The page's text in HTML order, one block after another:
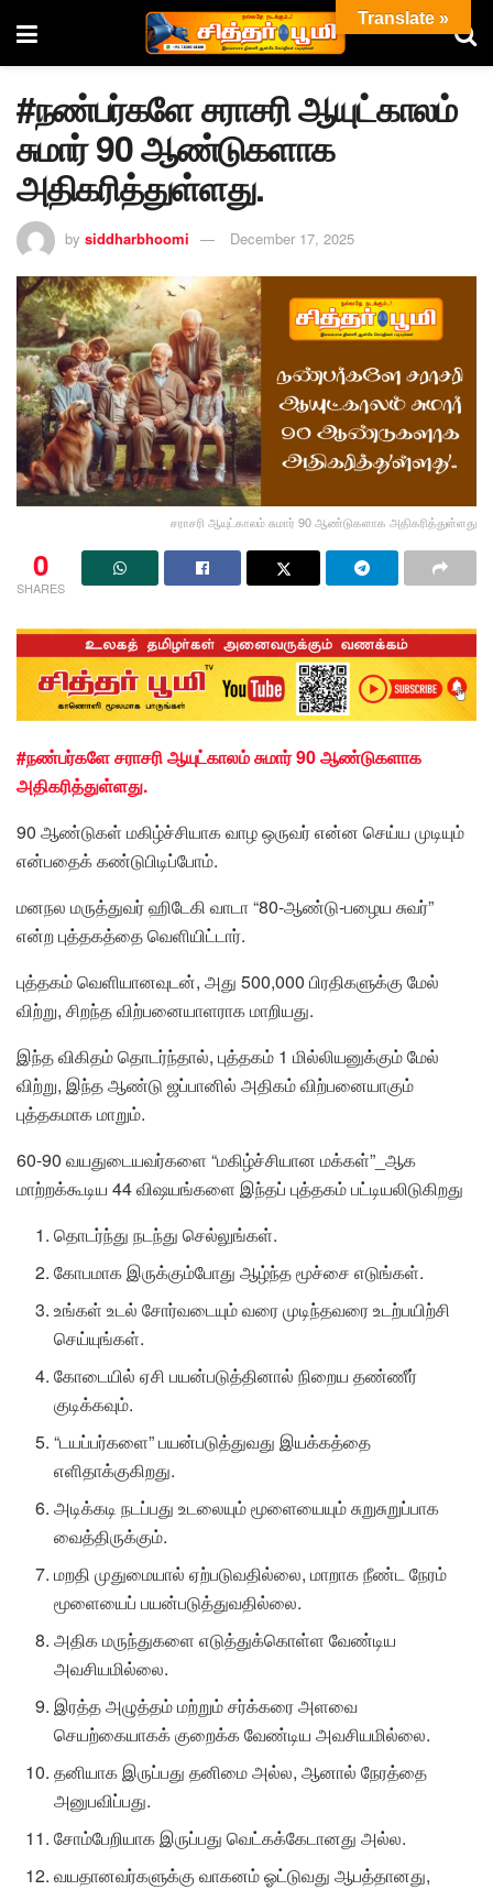
#நண்பர்களே சராசரி ஆயுட்காலம்
சுமார் 90 ஆண்டுகளாக
அதிகரித்துள்ளது.
by siddharbhoomi December 17, 2025
சராசரி ஆயுட்காலம் சுமார் 90 ஆண்டுகளாக அதிகரித்துள்ளது
0
SHARES
#நண்பர்களே சராசரி ஆயுட்காலம் சுமார் 90 ஆண்டுகளாக
அதிகரித்துள்ளது.
90 ஆண்டுகள் மகிழ்ச்சியாக வாழ ஒருவர் என்ன செய்ய முடியும்
என்பதைக் கண்டுபிடிப்போம்.
மனநல மருத்துவர் ஹிடேகி வாடா “80-ஆண்டு-பழைய சுவர்”
என்ற புத்தகத்தை வெளியிட்டார்.
புத்தகம் வெளியானவுடன், அது 500,000 பிரதிகளுக்கு மேல்
விற்று, சிறந்த விற்பனையாளராக மாறியது.
இந்த விகிதம் தொடர்ந்தால், புத்தகம் 1 மில்லியனுக்கும் மேல்
விற்று, இந்த ஆண்டு ஜப்பானில் அதிகம் விற்பனையாகும்
புத்தகமாக மாறும்.
60-90 வயதுடையவர்களை “மகிழ்ச்சியான மக்கள்”_ஆக
மாற்றக்கூடிய 44 விஷயங்களை இந்தப் புத்தகம் பட்டியலிடுகிறது
தொடர்ந்து நடந்து செல்லுங்கள்.
கோபமாக இருக்கும்போது ஆழ்ந்த மூச்சை எடுங்கள்.
உங்கள் உடல் சோர்வடையும் வரை முடிந்தவரை உடற்பயிற்சி
செய்யுங்கள்.
கோடையில் ஏசி பயன்படுத்தினால் நிறைய தண்ணீர்
குடிக்கவும்.
“டயப்பர்களை” பயன்படுத்துவது இயக்கத்தை
எளிதாக்குகிறது.
அடிக்கடி நடப்பது உடலையும் மூளையையும் சுறுசுறுப்பாக
வைத்திருக்கும்.
மறதி முதுமையால் ஏற்படுவதில்லை, மாறாக நீண்ட நேரம்
மூளையைப் பயன்படுத்துவதில்லை.
அதிக மருந்துகளை எடுத்துக்கொள்ள வேண்டிய
அவசியமில்லை.
இரத்த அழுத்தம் மற்றும் சர்க்கரை அளவை
செயற்கையாகக் குறைக்க வேண்டிய அவசியமில்லை.
தனியாக இருப்பது தனிமை அல்ல, ஆனால் நேரத்தை
அனுபவிப்பது.
சோம்பேறியாக இருப்பது வெட்கக்கேடானது அல்ல.
வயதானவர்களுக்கு வாகனம் ஓட்டுவது ஆபத்தானது,
Translate »